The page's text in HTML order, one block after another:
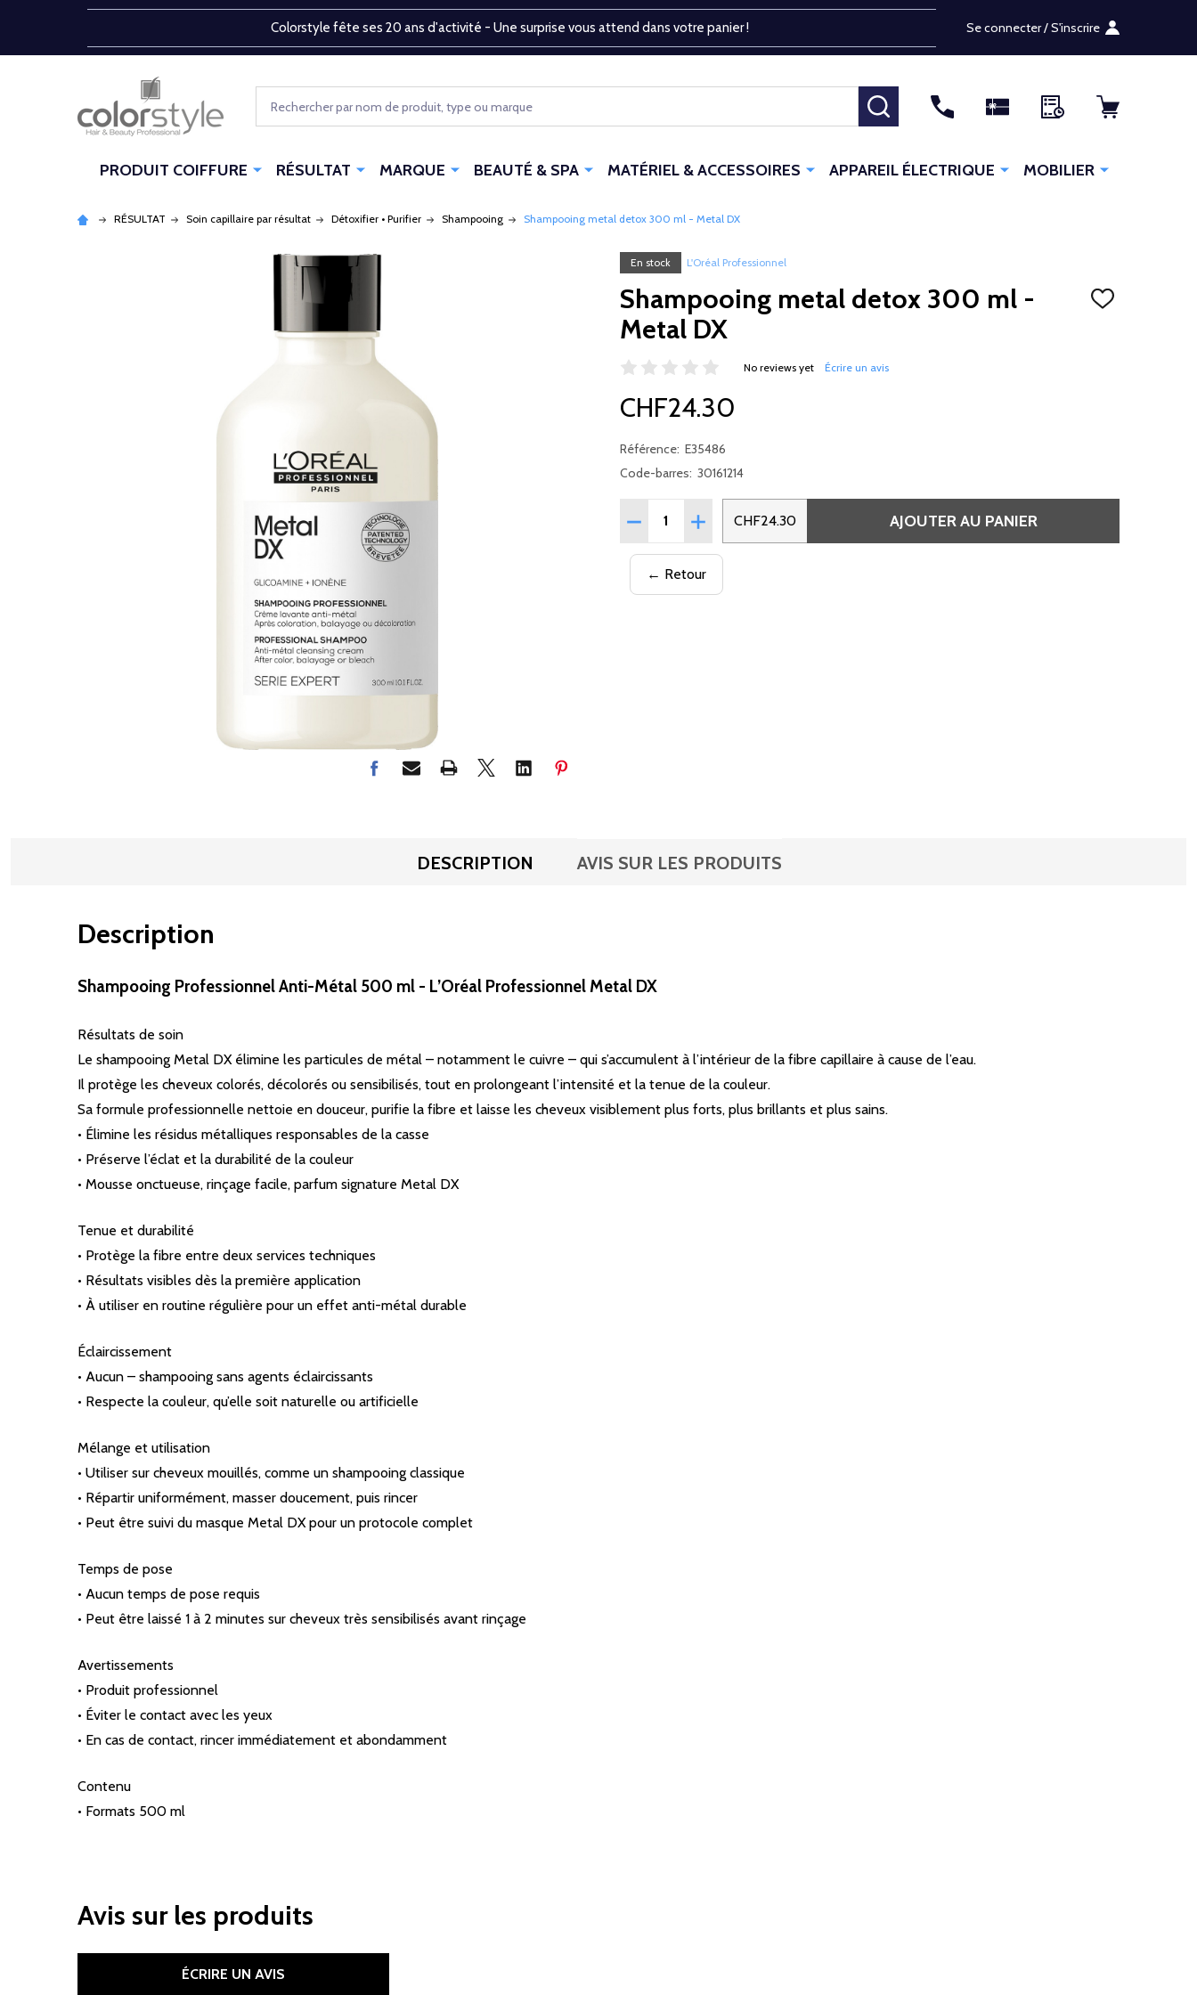
Colorstyle fête ses 20 ans d'activité - Une surprise vous attend dans votre panier ! Se connecter / S'inscrire
RECHERCHER
PRODUIT COIFFURE RÉSULTAT MARQUE BEAUTÉ & SPA MATÉRIEL & ACCESSOIRES APPAREIL ÉLECTRIQUE MOBILIER
RÉSULTAT Soin capillaire par résultat Détoxifier • Purifier Shampooing Shampooing metal detox 300 ml - Metal DX
En stock L'Oréal Professionnel
Shampooing metal detox 300 ml -
Metal DX
AJOUTER
No reviews yet Écrire un avis
CHF24.30
Référence: E35486
Code-barres: 30161214
Quantité:
RÉDUIRE LA QUANTITÉ DE SHAMPOOING METAL DETOX 300 ML - METAL DX
AUGMENTER LA QUANTITÉ DE SHAMPOOING METAL DETOX 300 ML -
CHF24.30 AJOUTER AU PANIER
← Retour
DESCRIPTION AVIS SUR LES PRODUITS
Description
Shampooing Professionnel Anti-Métal 500 ml - L’Oréal Professionnel Metal DX
Résultats de soin
Le shampooing Metal DX élimine les particules de métal – notamment le cuivre – qui s’accumulent à l’intérieur de la fibre capillaire à cause de l’eau.
Il protège les cheveux colorés, décolorés ou sensibilisés, tout en prolongeant l’intensité et la tenue de la couleur.
Sa formule professionnelle nettoie en douceur, purifie la fibre et laisse les cheveux visiblement plus forts, plus brillants et plus sains.
• Élimine les résidus métalliques responsables de la casse
• Préserve l’éclat et la durabilité de la couleur
• Mousse onctueuse, rinçage facile, parfum signature Metal DX
Tenue et durabilité
• Protège la fibre entre deux services techniques
• Résultats visibles dès la première application
• À utiliser en routine régulière pour un effet anti-métal durable
Éclaircissement
• Aucun – shampooing sans agents éclaircissants
• Respecte la couleur, qu’elle soit naturelle ou artificielle
Mélange et utilisation
• Utiliser sur cheveux mouillés, comme un shampooing classique
• Répartir uniformément, masser doucement, puis rincer
• Peut être suivi du masque Metal DX pour un protocole complet
Temps de pose
• Aucun temps de pose requis
• Peut être laissé 1 à 2 minutes sur cheveux très sensibilisés avant rinçage
Avertissements
• Produit professionnel
• Éviter le contact avec les yeux
• En cas de contact, rincer immédiatement et abondamment
Contenu
• Formats 500 ml
Avis sur les produits
ÉCRIRE UN AVIS